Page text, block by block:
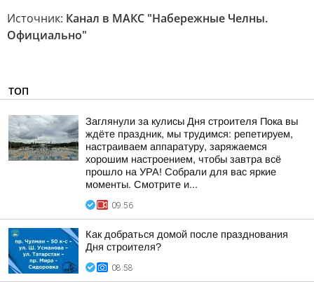
Источник: Канал в МАКС "Набережные Челны.
Официально"
ТОП
Заглянули за кулисы Дня строителя Пока вы
ждёте праздник, мы трудимся: репетируем,
настраиваем аппаратуру, заряжаемся
хорошим настроением, чтобы завтра всё
прошло на УРА! Собрали для вас яркие
моменты. Смотрите и...
09:56
Как добраться домой после празднования
Дня строителя?
08:58